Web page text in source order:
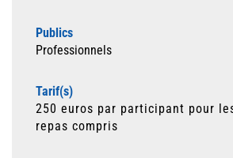
Publics
Professionnels
Tarif(s)
250 euros par participant pour
repas compris